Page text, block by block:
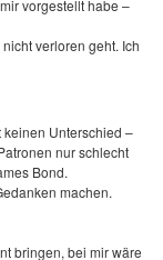
vorgestellt habe –
verloren geht. Ich
keinen Unterschied –
nur schlecht
Bond.
machen.
bringen, bei mir wäre